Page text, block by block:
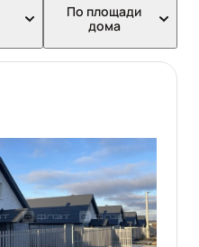
По площади
дома